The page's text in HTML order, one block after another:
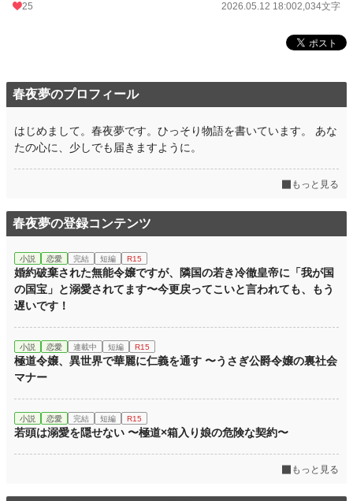
25 2026.05.12 18:002,034文字
春夜夢のプロフィール
はじめまして。春夜夢です。ひっそり物語を書いています。 あな
たの心に、少しでも届きますように。
もっと見る
春夜夢の登録コンテンツ
小説 恋愛 完結 短編 R15
婚約破棄された無能令嬢ですが、隣国の若き冷徹皇帝に「我が国
の国宝」と溺愛されてます〜今更戻ってこいと言われても、もう
遅いです！
小説 恋愛 連載中 短編 R15
極道令嬢、異世界で華麗に仁義を通す 〜うさぎ公爵令嬢の裏社会
マナー
小説 恋愛 完結 短編 R15
若頭は溺愛を隠せない 〜極道×箱入り娘の危険な契約〜
もっと見る